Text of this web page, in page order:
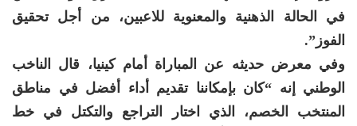
في الحالة الذهنية والمعنوية للاعبين، من أجل تحقيق
الفوز”.
وفي معرض حديثه عن المباراة أمام كينيا، قال الناخب
الوطني إنه “كان بإمكاننا تقديم أداء أفضل في مناطق
المنتخب الخصم، الذي اختار التراجع والتكتل في خط